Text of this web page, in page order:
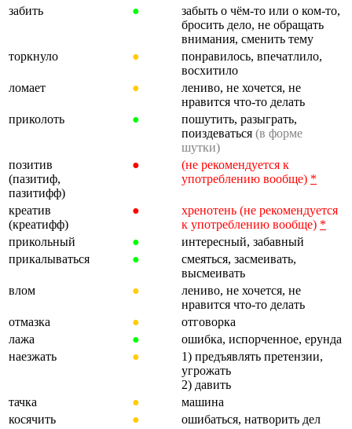
забить
●
забыть о чём-то или о ком-то,
бросить дело, не обращать
внимания, сменить тему
торкнуло
●
понравилось, впечатлило,
восхитило
ломает
●
лениво, не хочется, не
нравится что-то делать
приколоть
●
пошутить, разыграть,
поиздеваться (в форме
шутки)
позитив
(пазитиф,
пазитифф)
●
(не рекомендуется к
употреблению вообще) *
креатив
(креатифф)
●
хренотень (не рекомендуется
к употреблению вообще) *
прикольный
●
интересный, забавный
прикалываться
●
смеяться, засмеивать,
высмеивать
влом
●
лениво, не хочется, не
нравится что-то делать
отмазка
●
отговорка
лажа
●
ошибка, испорченное, ерунда
наезжать
●
1) предъявлять претензии,
угрожать
2) давить
тачка
●
машина
косячить
●
ошибаться, натворить дел